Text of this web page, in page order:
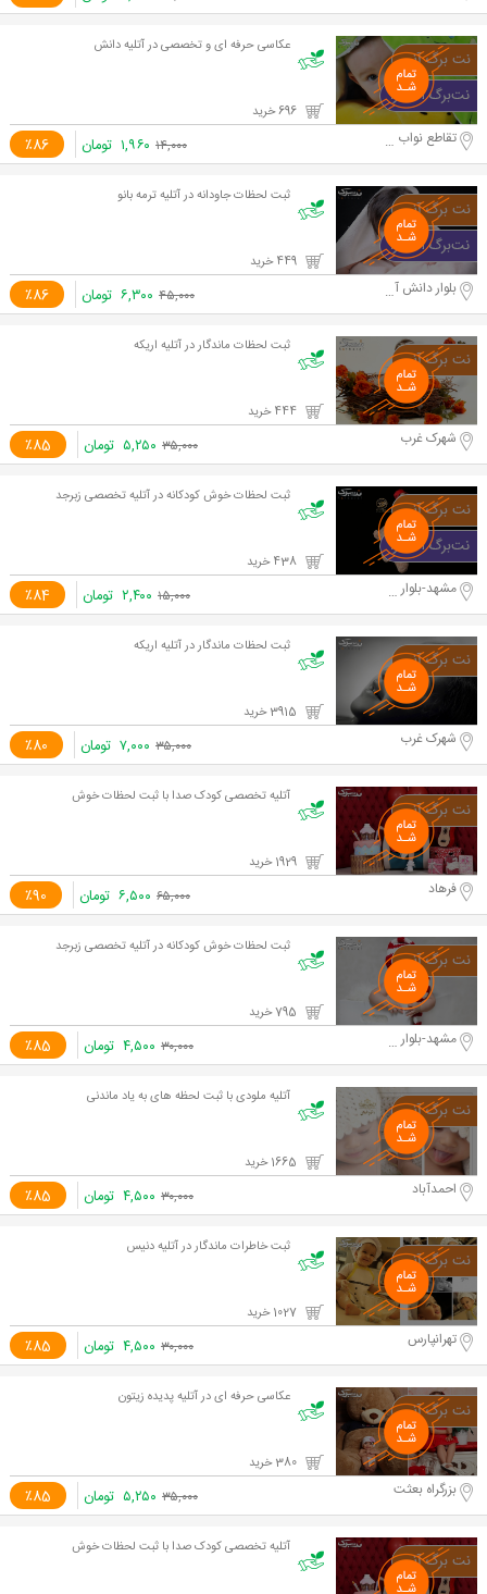
عکاسی حرفه ای و تخصصی در آتلیه دانش
٪86 تقاطع نواب و آزادی ۱۴,۰۰۰ ۱,۹۶۰ تومان
ثبت لحظات جاودانه در آتلیه ترمه بانو
٪86 بلوار دانش آموز ۴۵,۰۰۰ ۶,۳۰۰ تومان
ثبت لحظات ماندگار در آتلیه اریکه
٪85 شهرک غرب ۳۵,۰۰۰ ۵,۲۵۰ تومان
ثبت لحظات خوش کودکانه در آتلیه تخصصی زبرجد
٪84 مشهد-بلوار سازمان آب ۱۵,۰۰۰ ۲,۴۰۰ تومان
ثبت لحظات ماندگار در آتلیه اریکه
٪80 شهرک غرب ۳۵,۰۰۰ ۷,۰۰۰ تومان
آتلیه تخصصی کودک صدا با ثبت لحظات خوش
٪90 فرهاد ۶۵,۰۰۰ ۶,۵۰۰ تومان
ثبت لحظات خوش کودکانه در آتلیه تخصصی زبرجد
٪85 مشهد-بلوار سازمان آب ۳۰,۰۰۰ ۴,۵۰۰ تومان
آتلیه ملودی با ثبت لحظه های به یاد ماندنی
٪85 احمدآباد ۳۰,۰۰۰ ۴,۵۰۰ تومان
ثبت خاطرات ماندگار در آتلیه دنیس
٪85 تهرانپارس ۳۰,۰۰۰ ۴,۵۰۰ تومان
عکاسی حرفه ای در آتلیه پدیده زیتون
٪85 بزرگراه بعثت ۳۵,۰۰۰ ۵,۲۵۰ تومان
آتلیه تخصصی کودک صدا با ثبت لحظات خوش